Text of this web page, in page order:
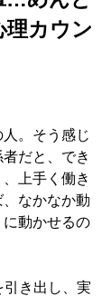
理カウン
。そう感じ
だと、でき
上手く働き
なかなか動
動かせるの
き出し、実